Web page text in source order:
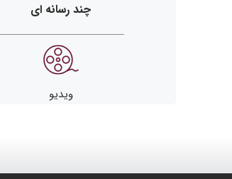
چند رسانه ای
ویدیو